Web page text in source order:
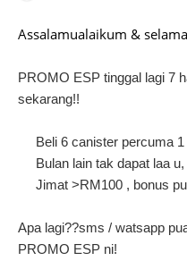
Assalamualaikum &
PROMO ESP tinggal lagi 7
sekarang!!
Beli 6 canister percuma
Bulan lain tak dapat laa
Jimat >RM100 , bonus
Apa lagi??sms / watsapp
PROMO ESP ni!